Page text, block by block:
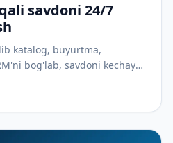
savdoni 24/7
katalog, buyurtma,
bog'lab, savdoni kechayu